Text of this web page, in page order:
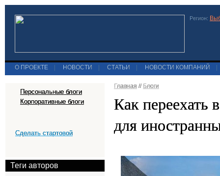
Регион:
О ПРОЕКТЕ НОВОСТИ СТАТЬИ НОВОСТИ КОМПАНИЙ
Персональные блоги
Корпоративные блоги
Сделать стартовой
Теги авторов
Главная // Блоги
Как переехать
для